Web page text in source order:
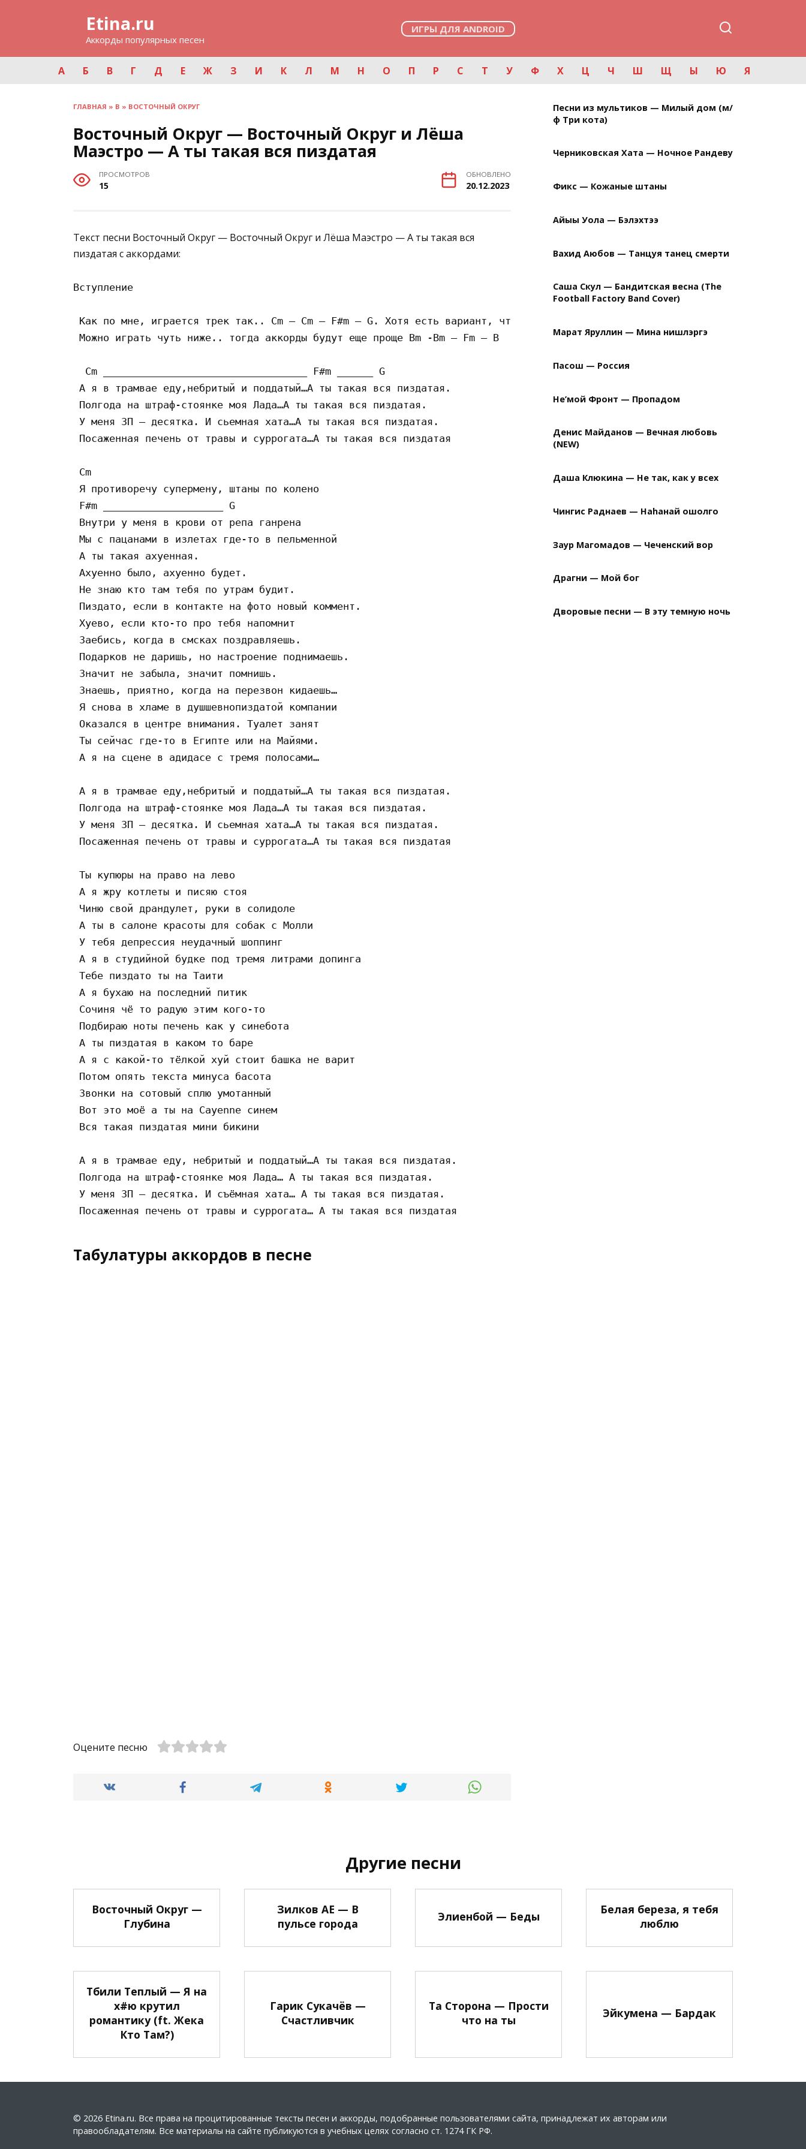
Etina.ru
Аккорды популярных песен
ИГРЫ ДЛЯ ANDROID
А Б В Г Д Е Ж З И К Л М Н О П Р С Т У Ф Х Ц Ч Ш Щ Ы Ю Я
ГЛАВНАЯ » В » ВОСТОЧНЫЙ ОКРУГ
Восточный Округ — Восточный Округ и Лёша
Маэстро — А ты такая вся пиздатая
ПРОСМОТРОВ
15
ОБНОВЛЕНО
20.12.2023
Текст песни Восточный Округ — Восточный Округ и Лёша Маэстро — А ты такая вся
пиздатая с аккордами:
Вступление
Как по мне, играется трек так.. Cm — Cm — F#m — G. Хотя есть вариант, что последний аккорд Bm7, но я думаю можно играть
Можно играть чуть ниже.. тогда аккорды будут еще проще Bm -Bm — Fm — B
  Cm __________________________________ F#m ______ G
А я в трамвае еду,небритый и поддатый…А ты такая вся пиздатая.
Полгода на штраф-стоянке моя Лада…А ты такая вся пиздатая.
У меня ЗП — десятка. И сьемная хата…А ты такая вся пиздатая.
Посаженная печень от травы и суррогата…А ты такая вся пиздатая
Cm
Я противоречу супермену, штаны по колено
F#m ____________________ G
Внутри у меня в крови от репа ганрена
Мы с пацанами в излетах где-то в пельменной
А ты такая ахуенная.
Ахуенно было, ахуенно будет.
Не знаю кто там тебя по утрам будит.
Пиздато, если в контакте на фото новый коммент.
Хуево, если кто-то про тебя напомнит
Заебись, когда в смсках поздравляешь.
Подарков не даришь, но настроение поднимаешь.
Значит не забыла, значит помнишь.
Знаешь, приятно, когда на перезвон кидаешь…
Я снова в хламе в душшевнопиздатой компании
Оказался в центре внимания. Туалет занят
Ты сейчас где-то в Египте или на Майями.
А я на сцене в адидасе с тремя полосами…
А я в трамвае еду,небритый и поддатый…А ты такая вся пиздатая.
Полгода на штраф-стоянке моя Лада…А ты такая вся пиздатая.
У меня ЗП — десятка. И сьемная хата…А ты такая вся пиздатая.
Посаженная печень от травы и суррогата…А ты такая вся пиздатая
Ты купюры на право на лево
А я жру котлеты и писяю стоя
Чиню свой драндулет, руки в солидоле
А ты в салоне красоты для собак с Молли
У тебя депрессия неудачный шоппинг
А я в студийной будке под тремя литрами допинга
Тебе пиздато ты на Таити
А я бухаю на последний питик
Сочиня чё то радую этим кого-то
Подбираю ноты печень как у синебота
А ты пиздатая в каком то баре
А я с какой-то тёлкой хуй стоит башка не варит
Потом опять текста минуса басота
Звонки на сотовый сплю умотанный
Вот это моё а ты на Cayenne синем
Вся такая пиздатая мини бикини
А я в трамвае еду, небритый и поддатый…А ты такая вся пиздатая.
Полгода на штраф-стоянке моя Лада… А ты такая вся пиздатая.
У меня ЗП — десятка. И съёмная хата… А ты такая вся пиздатая.
Табулатуры аккордов в песне
Оцените песню
Песни из мультиков — Милый дом (м/
ф Три кота)
Черниковская Хата — Ночное Рандеву
Фикс — Кожаные штаны
Айыы Уола — Бэлэхтээ
Вахид Аюбов — Танцуя танец смерти
Саша Скул — Бандитская весна (The
Football Factory Band Cover)
Марат Яруллин — Мина нишлэргэ
Пасош — Россия
Не’мой Фронт — Пропадом
Денис Майданов — Вечная любовь
(NEW)
Даша Клюкина — Не так, как у всех
Чингис Раднаев — Наhанай ошолго
Заур Магомадов — Чеченский вор
Драгни — Мой бог
Дворовые песни — В эту темную ночь
Другие песни
Восточный Округ —
Глубина
Зилков АЕ — В
пульсе города
Элиенбой — Беды
Белая береза, я тебя
люблю
Тбили Теплый — Я на
х#ю крутил
романтику (ft. Жека
Кто Там?)
Гарик Сукачёв —
Счастливчик
Та Сторона — Прости
что на ты
Эйкумена — Бардак
© 2026 Etina.ru. Все права на процитированные тексты песен и аккорды, подобранные пользователями сайта, принадлежат их авторам или
правообладателям. Все материалы на сайте публикуются в учебных целях согласно ст. 1274 ГК РФ.